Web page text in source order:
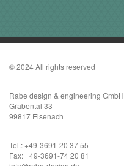
© 2024 All rights reserved
Rabe design & engineering GmbH
Grabental 33
99817 Eisenach
Tel.: +49-3691-20 37 55
Fax: +49-3691-74 20 81